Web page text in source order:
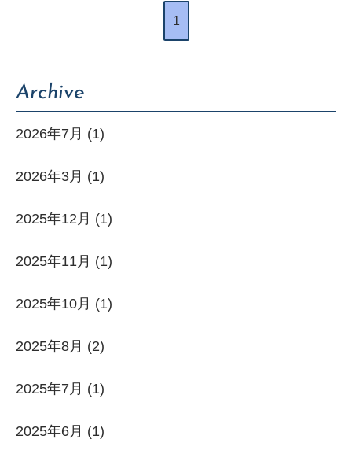
1
Archive
2026年7月 (1)
2026年3月 (1)
2025年12月 (1)
2025年11月 (1)
2025年10月 (1)
2025年8月 (2)
2025年7月 (1)
2025年6月 (1)